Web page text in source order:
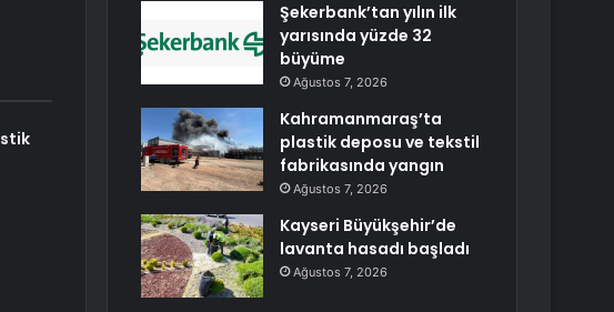
Şekerbank’tan yılın ilk
yarısında yüzde 32
büyüme
Ağustos 7, 2026
Kahramanmaraş’ta
plastik deposu ve tekstil
fabrikasında yangın
Ağustos 7, 2026
Kayseri Büyükşehir’de
lavanta hasadı başladı
Ağustos 7, 2026